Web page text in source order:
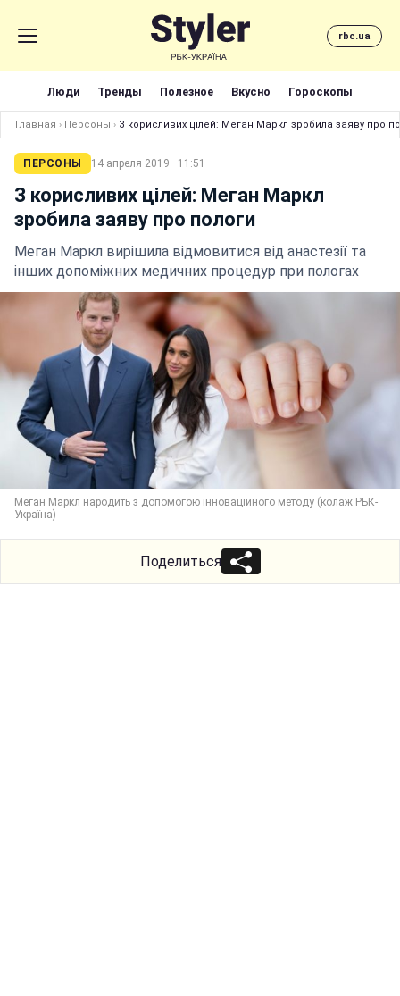
rbc.ua
Люди Тренды Полезное Вкусно Гороскопы
Главная › Персоны › З корисливих цілей: Меган Маркл зробила заяву про
ПЕРСОНЫ 14 апреля 2019 · 11:51
З корисливих цілей: Меган Маркл
зробила заяву про пологи
Меган Маркл вирішила відмовитися від анастезії та
інших допоміжних медичних процедур при пологах
Меган Маркл народить з допомогою інноваційного методу (колаж РБК-
Україна)
Поделиться